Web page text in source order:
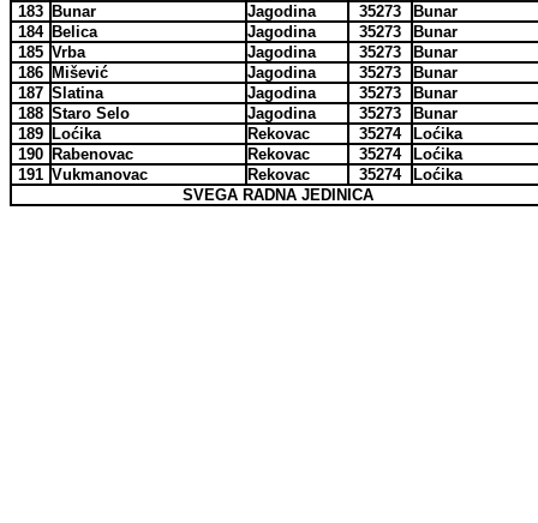
183 Bunar Jagodina 35273
Bunar
184 Belica Jagodina 35273
Bunar
185 Vrba Jagodina 35273
Bunar
186 Mišević Jagodina 35273
Bunar
187 Slatina Jagodina 35273
Bunar
188 Staro Selo Jagodina 35273
Bunar
189 Loćika Rekovac 35274
Loćika
190 Rabenovac Rekovac 35274
Loćika
191 Vukmanovac Rekovac 35274
Loćika
SVEGA RADNA JEDINICA